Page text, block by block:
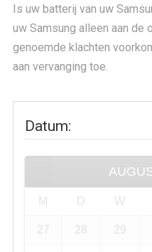
Is uw batterij van uw
uw Samsung alleen aan de
genoemde klachten
aan vervanging toe.
Datum:
M D W
27 28 29